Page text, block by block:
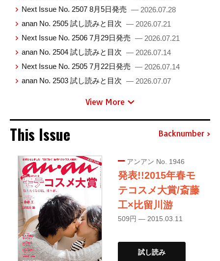
Next Issue No. 2507 8月5日発売 — 2026.07.28
anan No. 2505 試し読みと目次 — 2026.07.21
Next Issue No. 2506 7月29日発売 — 2026.07.21
anan No. 2504 試し読みと目次 — 2026.07.14
Next Issue No. 2505 7月22日発売 — 2026.07.14
anan No. 2503 試し読みと目次 — 2026.07.07
View More
This Issue Backnumber
アンアン No. 1946
発表!!2015年春モ
テコスメ大賞/斎藤
工×比留川游
509円 — 2015.03.11
試し読み